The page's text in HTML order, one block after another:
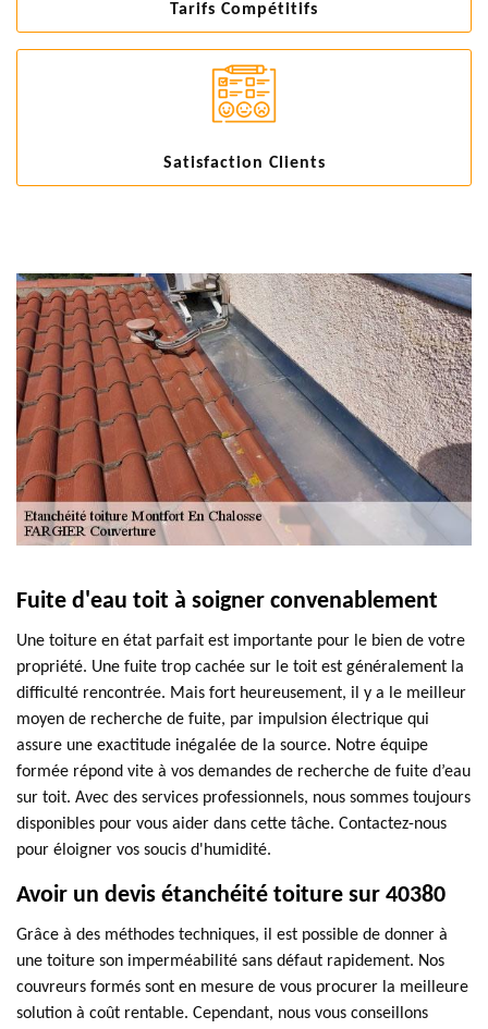
Tarifs Compétitifs
Satisfaction Clients
Fuite d'eau toit à soigner convenablement
Une toiture en état parfait est importante pour le bien de votre
propriété. Une fuite trop cachée sur le toit est généralement la
difficulté rencontrée. Mais fort heureusement, il y a le meilleur
moyen de recherche de fuite, par impulsion électrique qui
assure une exactitude inégalée de la source. Notre équipe
formée répond vite à vos demandes de recherche de fuite d’eau
sur toit. Avec des services professionnels, nous sommes toujours
disponibles pour vous aider dans cette tâche. Contactez-nous
pour éloigner vos soucis d'humidité.
Avoir un devis étanchéité toiture sur 40380
Grâce à des méthodes techniques, il est possible de donner à
une toiture son imperméabilité sans défaut rapidement. Nos
couvreurs formés sont en mesure de vous procurer la meilleure
solution à coût rentable. Cependant, nous vous conseillons